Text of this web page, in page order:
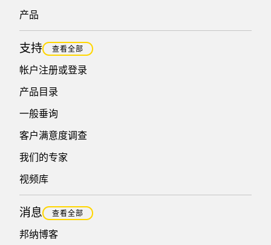
产品
支持 查看全部
帐户注册或登录
产品目录
一般垂询
客户满意度调查
我们的专家
视频库
消息 查看全部
邦纳博客